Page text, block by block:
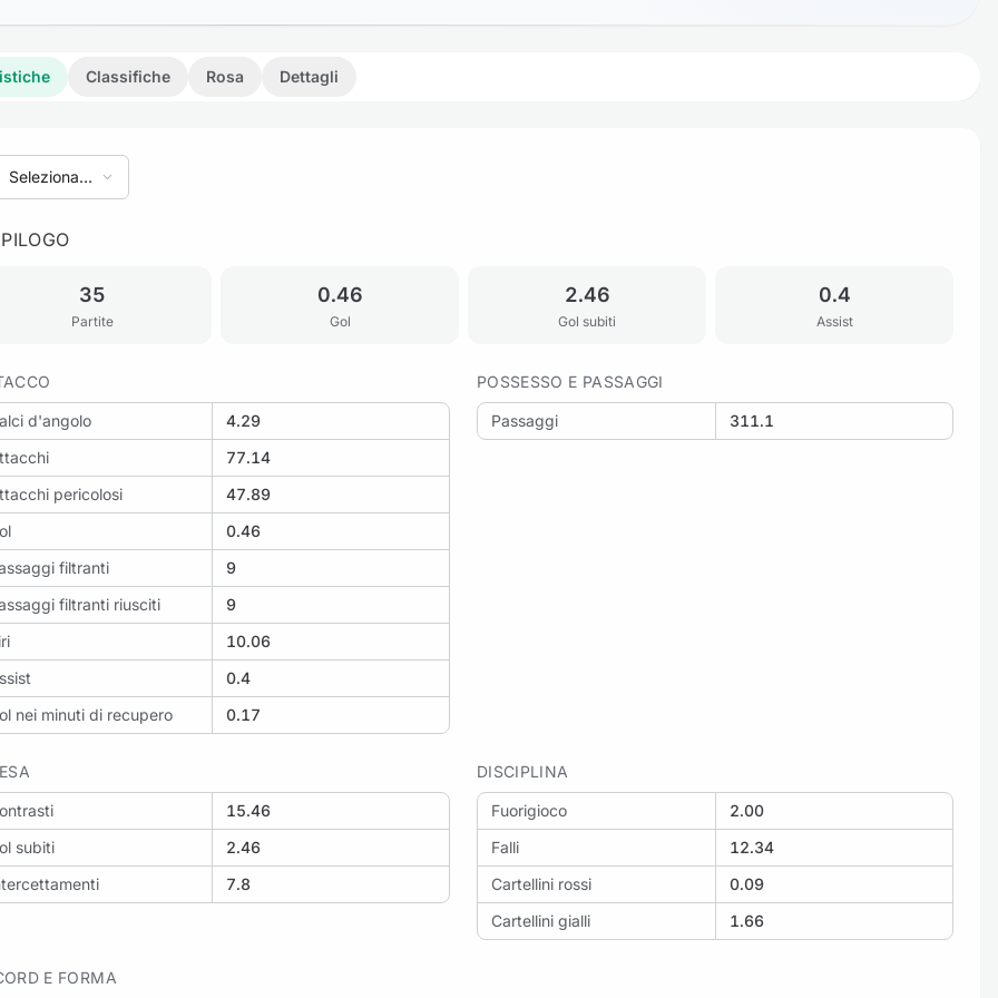
Classifiche Rosa Dettagli
Seleziona
stagione
35
Partite
0.46
Gol
2.46
Gol subiti
0.4
Assist
d'angolo
4.29
77.14
pericolosi
47.89
0.46
filtranti
9
filtranti riusciti
9
10.06
0.4
nei minuti di recupero
0.17
POSSESSO E PASSAGGI
Passaggi 311.1
15.46
subiti
2.46
7.8
DISCIPLINA
Fuorigioco
2.00
Falli
12.34
Cartellini rossi
0.09
Cartellini gialli
1.66
E FORMA